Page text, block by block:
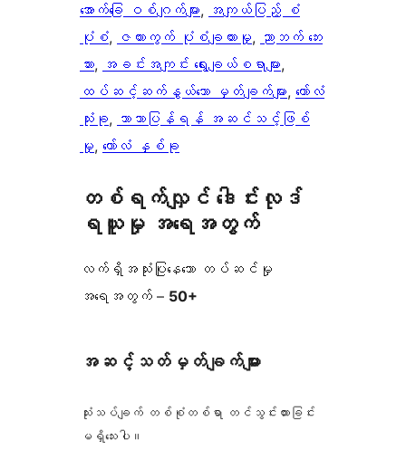
အောက်ခြေ ဝစ်ဂျက်များ, အကျယ်ပြည့် စံ
ပုံစံ, ဇယားကွက် ပုံစံချထားမှု, ညာဘက် ဘေး
ဘား, အခင်းအကျင်း ရွေးချယ်စရာများ
ထပ်ဆင့်ဆက်နွယ်သော မှတ်ချက်များ, ကော်လံ
သုံးခု, ဘာသာပြန်ရန် အဆင်သင့်ဖြစ်
မှု, ကော်လံ နှစ်ခု
တစ်ရက်လျှင် ဒေါင်းလုဒ်
ရယူမှု အရေအတွက်
လက်ရှိအသုံးပြုနေသော တပ်ဆင်မှု
အရေအတွက် – 50+
အဆင့်သတ်မှတ်ချက်များ
သုံးသပ်ချက် တစ်စုံတစ်ရာ တင်သွင်းထားခြင်း
မရှိသေးပါ။